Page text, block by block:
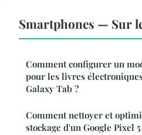
Smartphones — Sur
Comment configurer un
pour les livres
Galaxy Tab ?
Comment nettoyer et
stockage d'un Google Pixel 5